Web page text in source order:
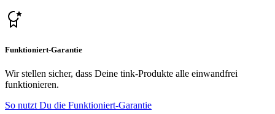
Funktioniert-Garantie
Wir stellen sicher, dass Deine tink-Produkte alle einwandfrei
funktionieren.
So nutzt Du die Funktioniert-Garantie